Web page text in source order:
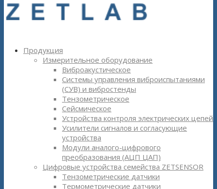
Продукция
Измерительное оборудование
Виброакустическое
Системы управления виброиспытаниями
(СУВ) и вибростенды
Тензометрическое
Сейсмическое
Устройства контроля электрических цепей
Усилители сигналов и согласующие
устройства
Модули аналого-цифрового
преобразования (АЦП ЦАП)
Цифровые устройства семейства ZETSENSOR
Тензометрические датчики
Термометрические датчики